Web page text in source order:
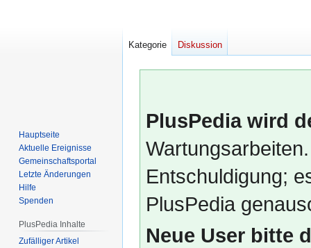
PlusPedia wird
Entschuldigung;
PlusPedia
Neue User bitte
Kategorie Diskussion
Hauptseite
Aktuelle Ereignisse
Gemeinschafts­portal
Letzte Änderungen
Hilfe
Spenden
PlusPedia Inhalte
Zufälliger Artikel